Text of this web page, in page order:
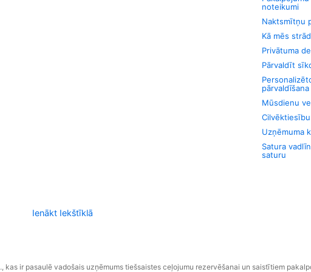
noteikumi
Naktsmītņu
Kā mēs
Privātuma
Pārvaldīt
pārvaldīšana
Mūsdienu
Uzņēmuma
Satura
saturu
Ienākt Iekštīklā
kas ir pasaulē vadošais uzņēmums tiešsaistes ceļojumu rezervēšanai un saistītiem